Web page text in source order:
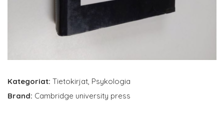
Kategoriat: Tietokirjat, Psykologia
Brand: Cambridge university press